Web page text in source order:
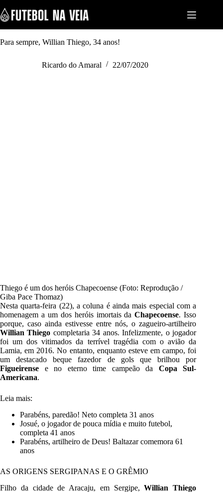
k
i
p
tPara sempre, Willian Thiego, 34 anos!
Ricardo do Amaral 22/07/2020
Thiego é um dos heróis Chapecoense (Foto: Reprodução /
Giba Pace Thomaz)
Nesta quarta-feira (22), a coluna é ainda mais especial com a
homenagem a um dos heróis imortais daChapecoense. Isso
porque, caso ainda estivesse entre nós, o zagueiro-artilheiro
Willian Thiego completaria 34 anos. Infelizmente, o jogador
foi um dos vitimados da terrível tragédia com o avião da
Lamia, em 2016. No entanto, enquanto esteve em campo, foi
um destacado beque fazedor de gols que brilhou por
Figueirense e no eterno time campeão da Copa
Sul-
Americana.
Leia mais:
Parabéns, paredão! Neto completa 31 anos
Josué, o jogador de pouca mídia e muito futebol,
completa 41 anos
Parabéns, artilheiro de Deus! Baltazar comemora 61
anos
AS ORIGENS SERGIPANAS E O GRÊMIO
Filho da cidade de Aracaju, em Sergipe,Willian Thiego